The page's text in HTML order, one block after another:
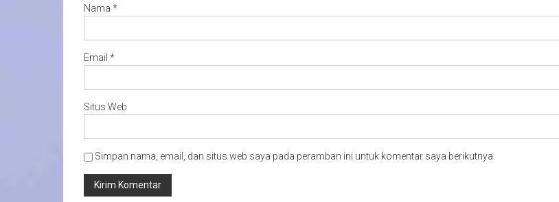
Nama *
Email *
Situs Web
Simpan nama, email, dan situs web saya pada peramban ini untuk komentar saya berikutnya.